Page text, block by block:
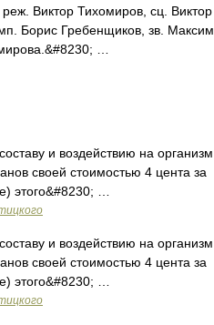
Виктор Тихомиров, сц. Виктор
Борис Гребенщиков, зв. Максим
…
и воздействию на организм
своей стоимостью 4 цента за
этого&#8230; …
и воздействию на организм
своей стоимостью 4 цента за
этого&#8230; …